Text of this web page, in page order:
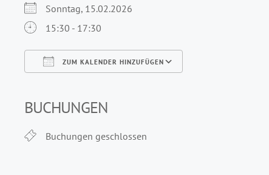
Sonntag, 15.02.2026
15:30 - 17:30
ZUM KALENDER HINZUFÜGEN
BUCHUNGEN
Buchungen geschlossen